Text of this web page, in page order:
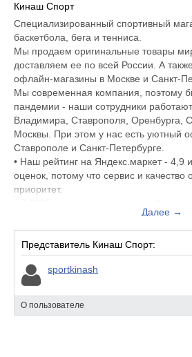
Кинаш Спорт
Специализированный спортивный
баскетбола, бега и тенниса.
Мы продаем оригинальные товары
доставляем ее по всей России. А
офлайн-магазины в Москве и Санкт-
Мы современная компания, поэтому
пандемии - наши сотрудники работают
Владимира, Ставрополя, Оренбурга,
Москвы. При этом у нас есть уютный
Ставрополе и Санкт-Петербурге.
• Наш рейтинг на Яндекс.маркет - 4,9
оценок, потому что сервис и
приоритет.
• В 2020 мы открыли новый магазин в
• В 2024 мы открыли второй магазин в
Далее →
Представитель Кинаш Спорт:
sportkinash
О пользователе